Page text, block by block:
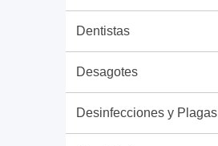
Dentistas
Desagotes
Desinfecciones y Plagas